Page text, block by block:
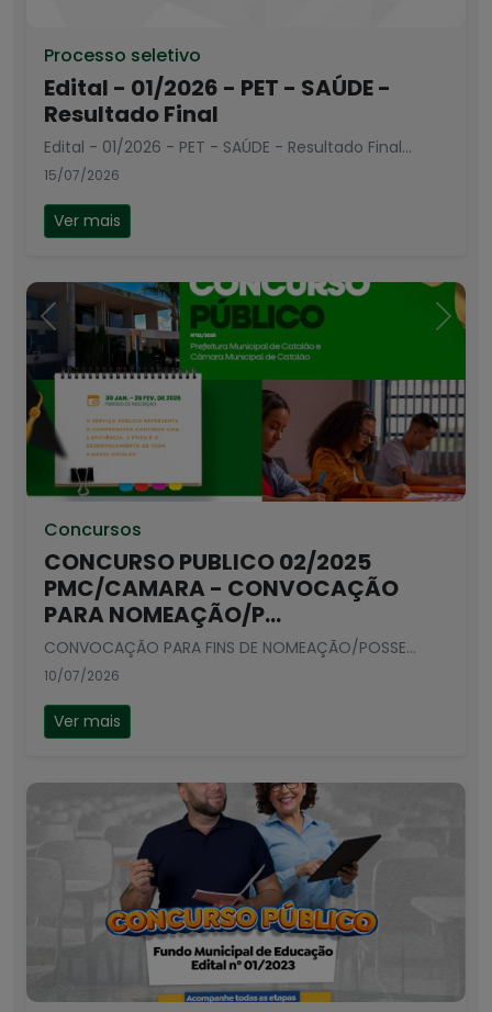
Processo seletivo
Edital - 01/2026 - PET - SAÚDE -
Resultado Final
Edital - 01/2026 - PET - SAÚDE - Resultado Final...
15/07/2026
Ver mais
Concursos
CONCURSO PUBLICO 02/2025
PMC/CAMARA - CONVOCAÇÃO
PARA NOMEAÇÃO/P...
CONVOCAÇÃO PARA FINS DE NOMEAÇÃO/POSSE...
10/07/2026
Ver mais
Anterior